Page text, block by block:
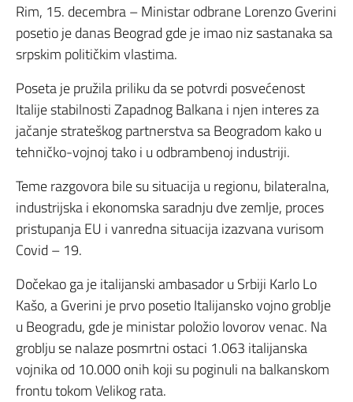
Rim, 15. decembra – Ministar odbrane Lorenzo Gverini
posetio je danas Beograd gde je imao niz sastanaka sa
srpskim političkim vlastima.
Poseta je pružila priliku da se potvrdi posvećenost
Italije stabilnosti Zapadnog Balkana i njen interes za
jačanje strateškog partnerstva sa Beogradom kako u
tehničko-vojnoj tako i u odbrambenoj industriji.
Teme razgovora bile su situacija u regionu, bilateralna,
industrijska i ekonomska saradnju dve zemlje, proces
pristupanja EU i vanredna situacija izazvana vurisom
Covid – 19.
Dočekao ga je italijanski ambasador u Srbiji Karlo Lo
Kašo, a Gverini je prvo posetio Italijansko vojno groblje
u Beogradu, gde je ministar položio lovorov venac. Na
groblju se nalaze posmrtni ostaci 1.063 italijanska
vojnika od 10.000 onih koji su poginuli na balkanskom
frontu tokom Velikog rata.